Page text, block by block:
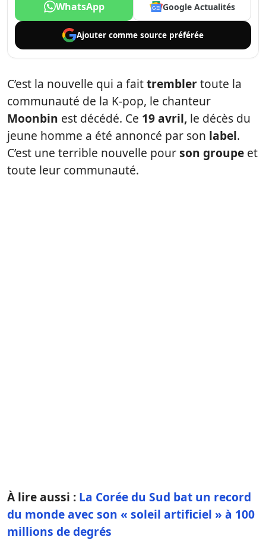
WhatsApp Google Actualités
Ajouter comme source préférée
C’est la nouvelle qui a faittremblertoute la
communauté de la K-pop, le chanteur
Moonbin est décédé. Ce 19 avril, le décès du
jeune homme a été annoncé par son label.
C’est une terrible nouvelle pourson groupe et
toute leur communauté.
À lire aussi : La Corée du Sud bat un record
du monde avec son « soleil artificiel » à 100
millions de degrés